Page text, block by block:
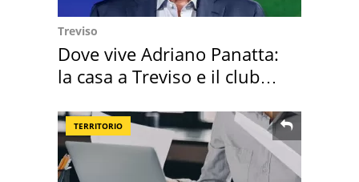
Treviso
Dove vive Adriano Panatta:
la casa a Treviso e il club
TERRITORIO